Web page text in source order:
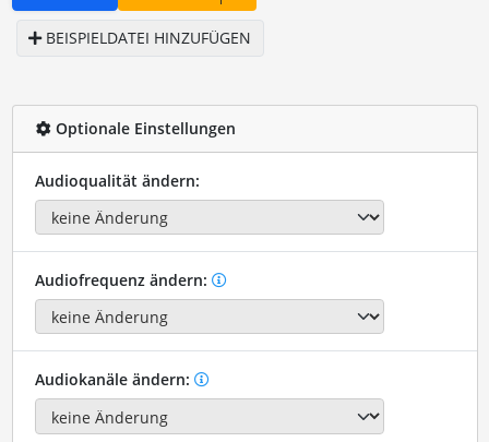
BEISPIELDATEI HINZUFÜGEN
Optionale Einstellungen
Audioqualität ändern:
Audiofrequenz ändern:
Audiokanäle ändern: